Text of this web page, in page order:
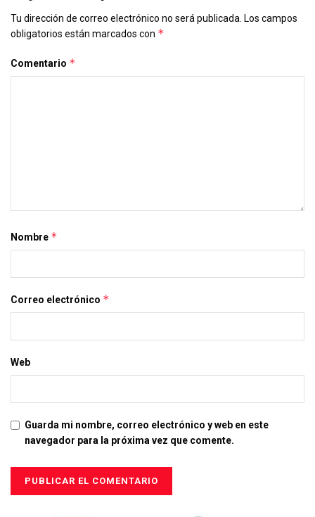
Tu dirección de correo electrónico no será publicada. Los campos
obligatorios están marcados con *
Comentario *
Nombre *
Correo electrónico *
Web
Guarda mi nombre, correo electrónico y web en este
navegador para la próxima vez que comente.